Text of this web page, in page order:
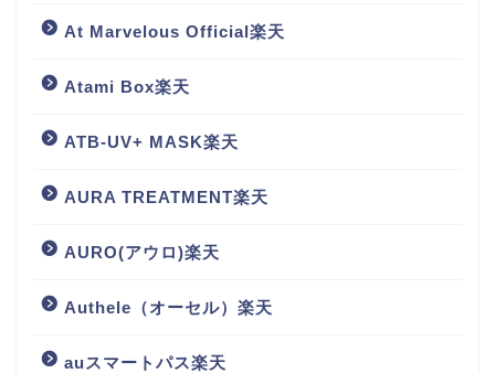
At Marvelous Official楽天
Atami Box楽天
ATB-UV+ MASK楽天
AURA TREATMENT楽天
AURO(アウロ)楽天
Authele（オーセル）楽天
auスマートパス楽天